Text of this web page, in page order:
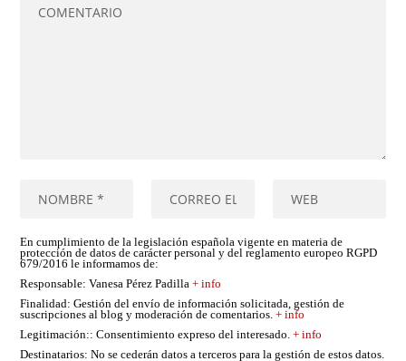
En cumplimiento de la legislación española vigente en materia de
protección de datos de carácter personal y del reglamento europeo RGPD
679/2016 le informamos de:
Responsable: Vanesa Pérez Padilla+ info
Finalidad: Gestión del envío de información solicitada, gestión de
suscripciones al blog y moderación de comentarios.+ info
Legitimación:: Consentimiento expreso del interesado.+ info
Destinatarios: No se cederán datos a terceros para la gestión de estos datos.